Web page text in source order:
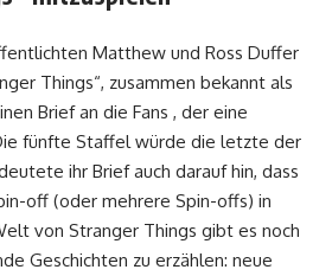
Matthew und Ross Duffer
Things“, zusammen bekannt als
Brief an die Fans , der eine
fünfte Staffel würde die letzte der
ihr Brief auch darauf hin, dass
off (oder mehrere Spin-offs) in
von Stranger Things gibt es noch
Geschichten zu erzählen: neue